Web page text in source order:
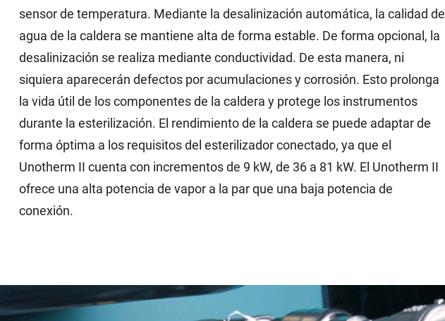
sensor de temperatura. Mediante la desalinización automática, la calidad del
agua de la caldera se mantiene alta de forma estable. De forma opcional, la
desalinización se realiza mediante conductividad. De esta manera, ni
siquiera aparecerán defectos por acumulaciones y corrosión. Esto prolonga
la vida útil de los componentes de la caldera y protege los instrumentos
durante la esterilización. El rendimiento de la caldera se puede adaptar de
forma óptima a los requisitos del esterilizador conectado, ya que el
Unotherm II cuenta con incrementos de 9 kW, de 36 a 81 kW. El Unotherm II
ofrece una alta potencia de vapor a la par que una baja potencia de
conexión.